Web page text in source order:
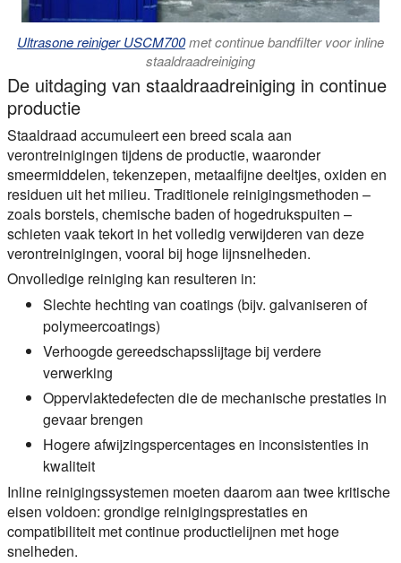
Ultrasone reiniger USCM700met continue bandfilter voor inline
staaldraadreiniging
De uitdaging van staaldraadreiniging in continue
productie
Staaldraad accumuleert een breed scala aan
verontreinigingen tijdens de productie, waaronder
smeermiddelen, tekenzepen, metaalfijne deeltjes, oxiden en
residuen uit het milieu. Traditionele reinigingsmethoden –
zoals borstels, chemische baden of hogedrukspuiten –
schieten vaak tekort in het volledig verwijderen van deze
verontreinigingen, vooral bij hoge lijnsnelheden.
Onvolledige reiniging kan resulteren in:
Slechte hechting van coatings (bijv. galvaniseren of
polymeercoatings)
Verhoogde gereedschapsslijtage bij verdere
verwerking
Oppervlaktedefecten die de mechanische prestaties in
gevaar brengen
Hogere afwijzingspercentages en inconsistenties in
kwaliteit
Inline reinigingssystemen moeten daarom aan twee kritische
eisen voldoen: grondige reinigingsprestaties en
compatibiliteit met continue productielijnen met hoge
snelheden.